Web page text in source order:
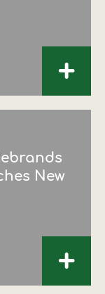
+
New
+